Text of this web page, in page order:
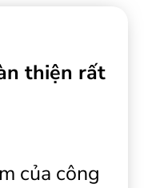
thiện rất
của công